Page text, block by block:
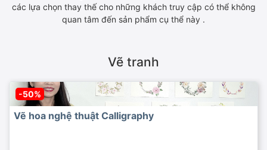
các lựa chọn thay thế cho những khách truy cập có thể không
quan tâm đến sản phẩm cụ thể này .
Vẽ tranh
-50%
Vẽ hoa nghệ thuật Calligraphy